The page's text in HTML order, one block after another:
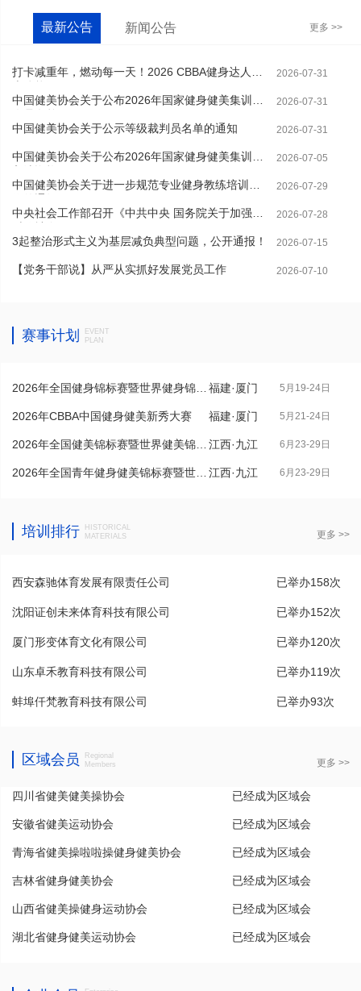
最新公告 新闻公告 更多 >>
打卡减重年，燃动每一天！2026 CBBA健身达人线
上体能...
2026-07-31
中国健美协会关于公布2026年国家健身健美集训队
人员名单...
2026-07-31
中国健美协会关于公示等级裁判员名单的通知 2026-07-31
中国健美协会关于公布2026年国家健身健美集训队
入选资格...
2026-07-05
中国健美协会关于进一步规范专业健身教练培训工
作的通知
2026-07-29
中央社会工作部召开《中共中央 国务院关于加强新
时代社会...
2026-07-28
3起整治形式主义为基层减负典型问题，公开通报！ 2026-07-15
【党务干部说】从严从实抓好发展党员工作 2026-07-10
赛事计划
EVENT
PLAN
2026年全国健身锦标赛暨世界健身锦标
赛...
福建·厦门 5月19-24日
2026年CBBA中国健身健美新秀大赛 福建·厦门 5月21-24日
2026年全国健美锦标赛暨世界健美锦标
赛...
江西·九江 6月23-29日
2026年全国青年健身健美锦标赛暨世界 江西·九江 6月23-29日
培训排行
HISTORICAL
MATERIALS
更多 >>
西安森驰体育发展有限责任公司 已举办158次
沈阳证创未来体育科技有限公司 已举办152次
厦门形变体育文化有限公司 已举办120次
山东卓禾教育科技有限公司 已举办119次
蚌埠仟梵教育科技有限公司 已举办93次
区域会员
Regional
Members
更多 >>
四川省健美健美操协会 已经成为区域会
员
安徽省健美运动协会 已经成为区域会
员
青海省健美操啦啦操健身健美协会 已经成为区域会
员
吉林省健身健美协会 已经成为区域会
员
山西省健美操健身运动协会 已经成为区域会
员
湖北省健身健美运动协会 已经成为区域会